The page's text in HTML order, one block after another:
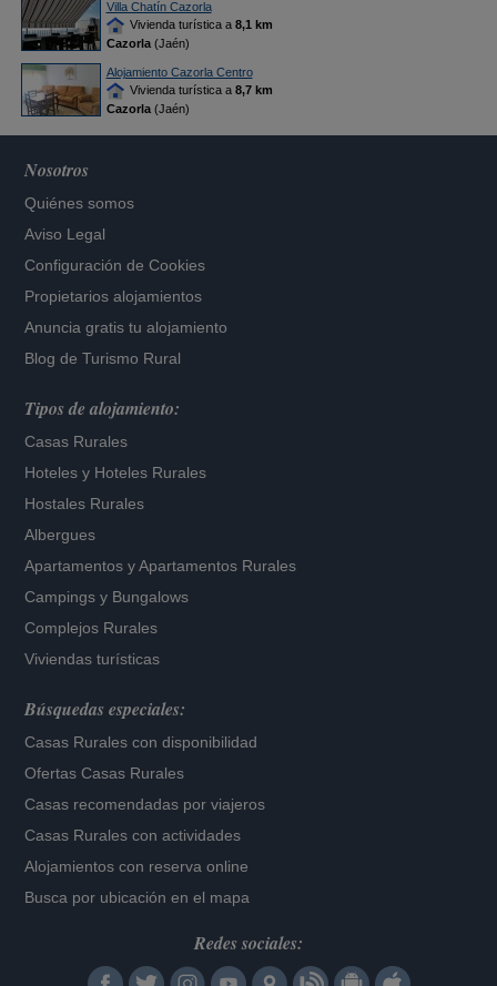
Villa Chatín Cazorla
Vivienda turística a 8,1 km
Cazorla(Jaén)
Alojamiento Cazorla Centro
Vivienda turística a 8,7 km
Cazorla(Jaén)
Nosotros
Quiénes somos
Aviso Legal
Configuración de Cookies
Propietarios alojamientos
Anuncia gratis tu alojamiento
Blog de Turismo Rural
Tipos de alojamiento:
Casas Rurales
Hoteles y Hoteles Rurales
Hostales Rurales
Albergues
Apartamentos yApartamentos Rurales
Campings y Bungalows
Complejos Rurales
Viviendas turísticas
Búsquedas especiales:
Casas Rurales con disponibilidad
Ofertas Casas Rurales
Casas recomendadas por viajeros
Casas Rurales con actividades
Alojamientos con reserva online
Busca por ubicación en el mapa
Redes sociales: